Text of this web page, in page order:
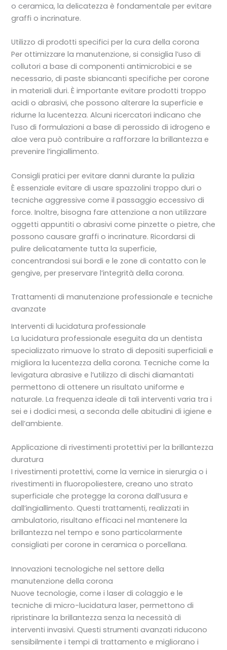
o ceramica, la delicatezza è fondamentale per evitare
graffi o incrinature.
Utilizzo di prodotti specifici per la cura della corona
Per ottimizzare la manutenzione, si consiglia l’uso di
collutori a base di componenti antimicrobici e se
necessario, di paste sbiancanti specifiche per corone
in materiali duri. È importante evitare prodotti troppo
acidi o abrasivi, che possono alterare la superficie e
ridurne la lucentezza. Alcuni ricercatori indicano che
l’uso di formulazioni a base di perossido di idrogeno e
aloe vera può contribuire a rafforzare la brillantezza e
prevenire l’ingiallimento.
Consigli pratici per evitare danni durante la pulizia
È essenziale evitare di usare spazzolini troppo duri o
tecniche aggressive come il passaggio eccessivo di
force. Inoltre, bisogna fare attenzione a non utilizzare
oggetti appuntiti o abrasivi come pinzette o pietre, che
possono causare graffi o incrinature. Ricordarsi di
pulire delicatamente tutta la superficie,
concentrandosi sui bordi e le zone di contatto con le
gengive, per preservare l’integrità della corona.
Trattamenti di manutenzione professionale e tecniche
avanzate
Interventi di lucidatura professionale
La lucidatura professionale eseguita da un dentista
specializzato rimuove lo strato di depositi superficiali e
migliora la lucentezza della corona. Tecniche come la
levigatura abrasive e l’utilizzo di dischi diamantati
permettono di ottenere un risultato uniforme e
naturale. La frequenza ideale di tali interventi varia tra i
sei e i dodici mesi, a seconda delle abitudini di igiene e
dell’ambiente.
Applicazione di rivestimenti protettivi per la brillantezza
duratura
I rivestimenti protettivi, come la vernice in sierurgia o i
rivestimenti in fluoropoliestere, creano uno strato
superficiale che protegge la corona dall’usura e
dall’ingiallimento. Questi trattamenti, realizzati in
ambulatorio, risultano efficaci nel mantenere la
brillantezza nel tempo e sono particolarmente
consigliati per corone in ceramica o porcellana.
Innovazioni tecnologiche nel settore della
manutenzione della corona
Nuove tecnologie, come i laser di colaggio e le
tecniche di micro-lucidatura laser, permettono di
ripristinare la brillantezza senza la necessità di
interventi invasivi. Questi strumenti avanzati riducono
sensibilmente i tempi di trattamento e migliorano i